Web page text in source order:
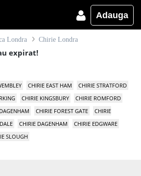
Adauga
Londra Chirie Londra
expirat!
CHIRIE EAST HAM
CHIRIE STRATFORD
CHIRIE KINGSBURY
CHIRIE ROMFORD
CHIRIE FOREST GATE
CHIRIE
CHIRIE DAGENHAM
CHIRIE EDGWARE
SLOUGH